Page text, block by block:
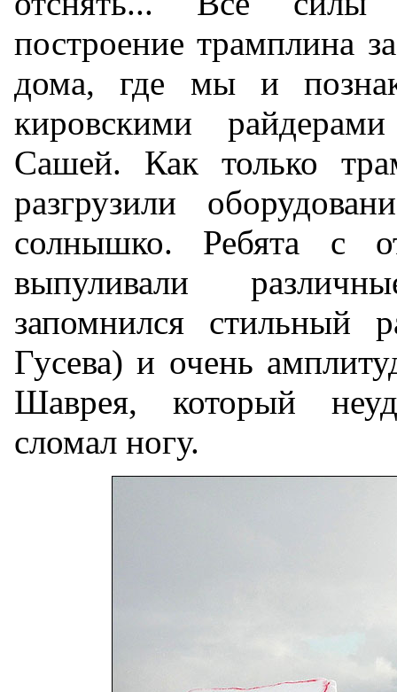
построение трамплина
дома, где мы и
кировскими
Сашей. Как только
разгрузили
солнышко. Ребята с
выпуливали
запомнился стильный
Гусева) и очень
Шаврея, который
сломал ногу.